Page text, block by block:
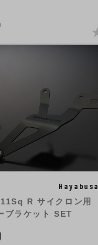
Hayabusa
R サイクロン用
ブラケット SET